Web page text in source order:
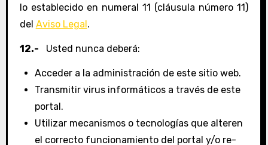
lo establecido en numeral 11 (cláusula número 11)
del Aviso Legal .
12.- Usted nunca deberá:
Acceder a la administración de este sitio web.
Transmitir virus informáticos a través de este
portal.
Utilizar mecanismos o tecnologías que alteren
el correcto funcionamiento del portal y/o re-